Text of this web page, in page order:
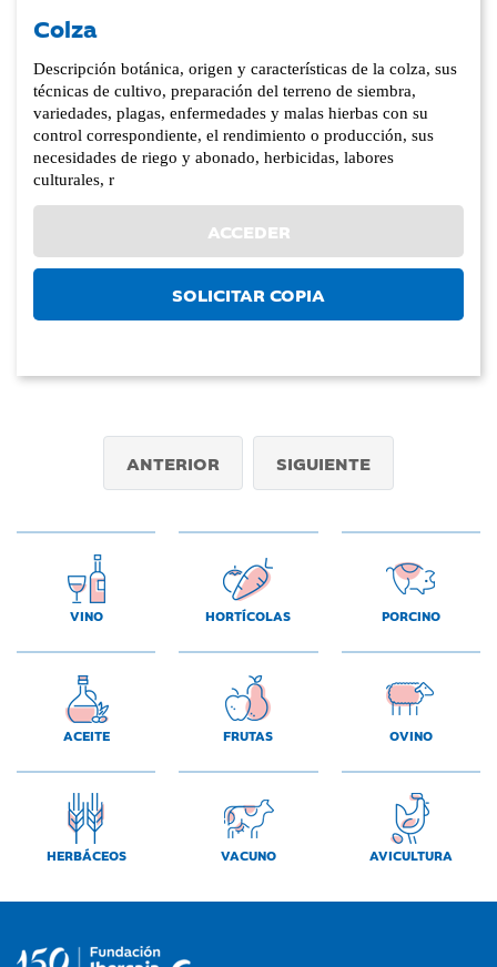
Colza
Descripción botánica, origen y características de la colza, sus
técnicas de cultivo, preparación del terreno de siembra,
variedades, plagas, enfermedades y malas hierbas con su
control correspondiente, el rendimiento o producción, sus
necesidades de riego y abonado, herbicidas, labores
culturales, r
ACCEDER
SOLICITAR COPIA
ANTERIOR SIGUIENTE
VINO HORTÍCOLAS PORCINO
ACEITE FRUTAS OVINO
HERBÁCEOS VACUNO AVICULTURA